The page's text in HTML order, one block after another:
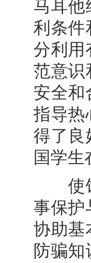
马耳他
利条件
分利用
范意识
安全和
指导热
得了良
国学
使馆
事保护
协助基
防骗